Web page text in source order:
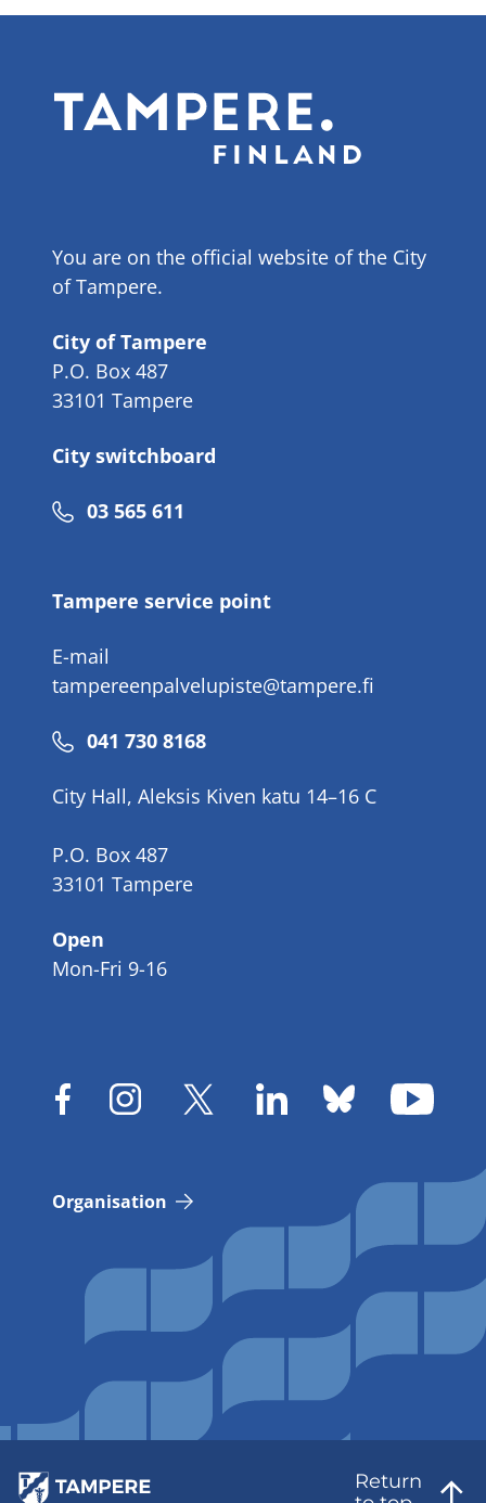
You are on the official website of the City
of Tampere.
City of Tampere
P.O. Box 487
33101 Tampere
City switchboard
Phone
03 565 611
Tampere service point
E-mail
tampereenpalvelupiste@tampere.fi
Phone
041 730 8168
City Hall, Aleksis Kiven katu 14–16 C
P.O. Box 487
33101 Tampere
Open
Mon-Fri 9-16
Organisation
Return